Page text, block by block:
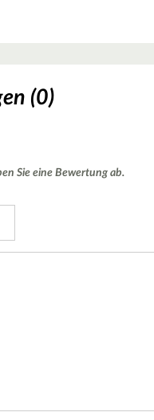
(0)
Sie eine Bewertung ab.